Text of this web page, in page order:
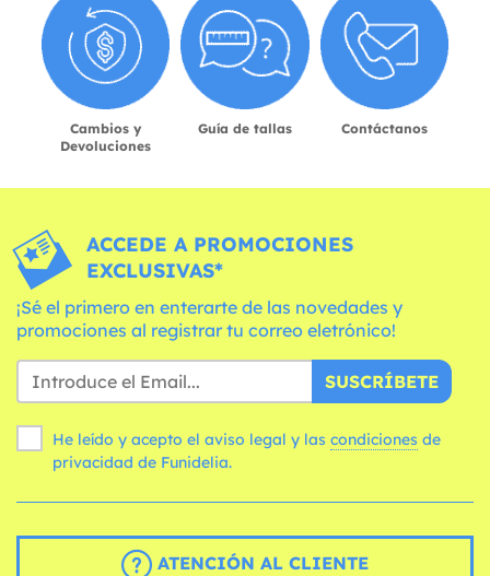
Cambios y
Devoluciones
Guía de tallas Contáctanos
ACCEDE A PROMOCIONES
EXCLUSIVAS*
¡Sé el primero en enterarte de las novedades y
promociones al registrar tu correo eletrónico!
SUSCRÍBETE
He leído y acepto el aviso legal y las condiciones
privacidad de Funidelia.
ATENCIÓN AL CLIENTE